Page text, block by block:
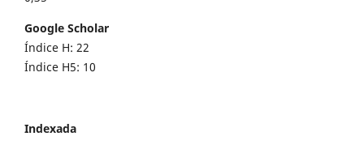
Google Scholar
Índice H: 22
Índice H5: 10
Indexada